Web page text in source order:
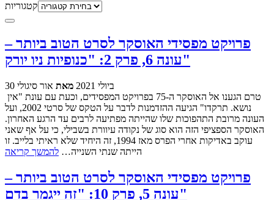
קטגוריות
פרויקט מפסידי האוסקר לסרט הטוב ביותר –
עונה 6, פרק 2: "כנופיות ניו יורק"
30 ביולי 2021 מאת אור סיגולי
נושא. תרקדו" הגיעה ההזדמנות לדבר על הטקס של סרטי 2002, ועל
העונה מרובת התהפוכות שלו שהייתה מפתיעה לרבים עד הרגע האחרון.
האוסקר הספציפי הזה הוא סוג של נקודה עיוורת בשבילי, כי על אף שאני
עוקב באדיקות אחרי הפרס מאז 1994, זה היחיד שלא ראיתי בלייב. זו
הייתה שנתי השנייה… להמשך קריאה
פרויקט מפסידי האוסקר לסרט הטוב ביותר –
עונה 5, פרק 10: "זה ייגמר בדם"